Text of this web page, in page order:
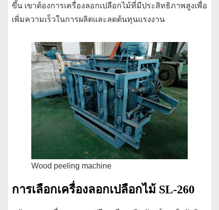
ขึ้น เขาต้องการเครื่องลอกเปลือกไม้ที่มีประสิทธิภาพสูงเพื่อ
เพิ่มความเร็วในการผลิตและลดต้นทุนแรงงาน
Wood peeling machine
การเลือกเครื่องลอกเปลือกไม้ SL-260